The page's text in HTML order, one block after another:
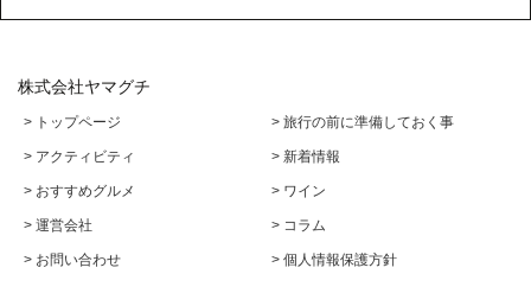
株式会社ヤマグチ
> トップページ > 旅行の前に準備しておく事
> アクティビティ > 新着情報
> おすすめグルメ > ワイン
> 運営会社 > コラム
> お問い合わせ > 個人情報保護方針